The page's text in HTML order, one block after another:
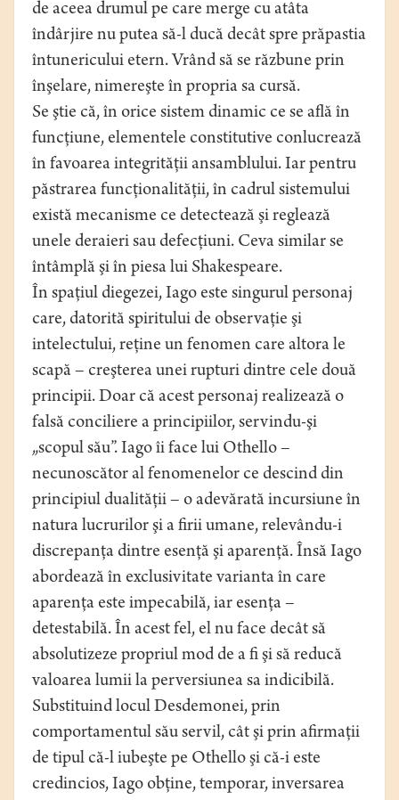
de aceea drumul pe care merge cu atâta
îndârjire nu putea să-l ducă decât spre prăpastia
întunericului etern. Vrând să se răzbune prin
înşelare, nimereşte în propria sa cursă.
Se ştie că, în orice sistem dinamic ce se află în
funcţiune, elementele constitutive conlucrează
în favoarea integrităţii ansamblului. Iar pentru
păstrarea funcţionalităţii, în cadrul sistemului
există mecanisme ce detectează şi reglează
unele deraieri sau defecţiuni. Ceva similar se
întâmplă şi în piesa lui Shakespeare.
În spaţiul diegezei, Iago este singurul personaj
care, datorită spiritului de observaţie şi
intelectului, reţine un fenomen care altora le
scapă – creşterea unei rupturi dintre cele două
principii. Doar că acest personaj realizează o
falsă conciliere a principiilor, servindu-şi
„scopul său”. Iago îi face lui Othello –
necunoscător al fenomenelor ce descind din
principiul dualităţii – o adevărată incursiune în
natura lucrurilor şi a firii umane, relevându-i
discrepanţa dintre esenţă şi aparenţă. Însă Iago
abordează în exclusivitate varianta în care
aparenţa este impecabilă, iar esenţa –
detestabilă. În acest fel, el nu face decât să
absolutizeze propriul mod de a fi şi să reducă
valoarea lumii la perversiunea sa indicibilă.
Substituind locul Desdemonei, prin
comportamentul său servil, cât şi prin afirmaţii
de tipul că-l iubeşte pe Othello şi că-i este
credincios, Iago obţine, temporar, inversarea